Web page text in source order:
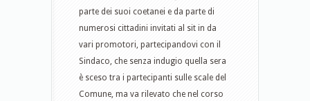
parte dei suoi coetanei e da parte di
numerosi cittadini ​invitati al sit in da
vari promotori​​,​ partecipandovi con il
Sindaco,​ che senza indugio quella sera
è sceso tra i partecipanti sulle scale del
Comune​, ma va rilevato che nel corso